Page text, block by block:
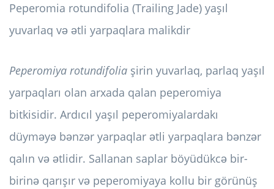
Peperomia rotundifolia (Trailing Jade) yaşıl
yuvarlaq və ətli yarpaqlara malikdir
Peperomiya rotundifolia şirin yuvarlaq, parlaq yaşıl
yarpaqları olan arxada qalan peperomiya
bitkisidir. Ardıcıl yaşıl peperomiyalardakı
düyməyə bənzər yarpaqlar ətli yarpaqlara bənzər
qalın və ətlidir. Sallanan saplar böyüdükcə bir-
birinə qarışır və peperomiyaya kollu bir görünüş